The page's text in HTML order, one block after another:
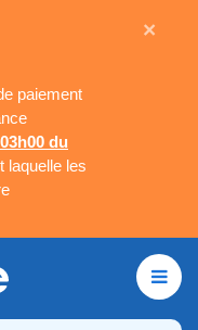
paiement
du
laquelle les
×